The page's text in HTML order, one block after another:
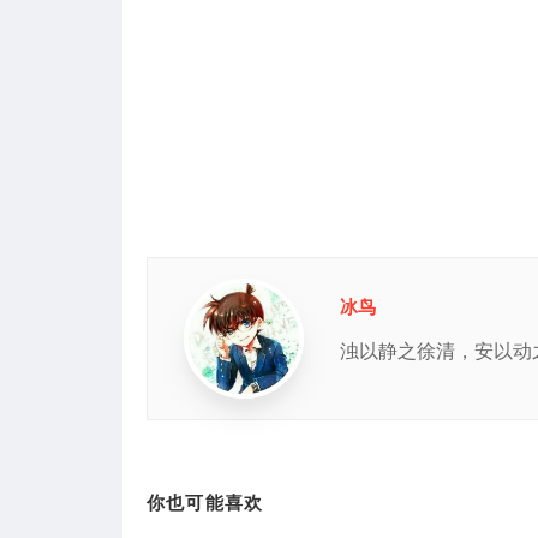
冰鸟
浊以静之徐清，安以动
你也可能喜欢